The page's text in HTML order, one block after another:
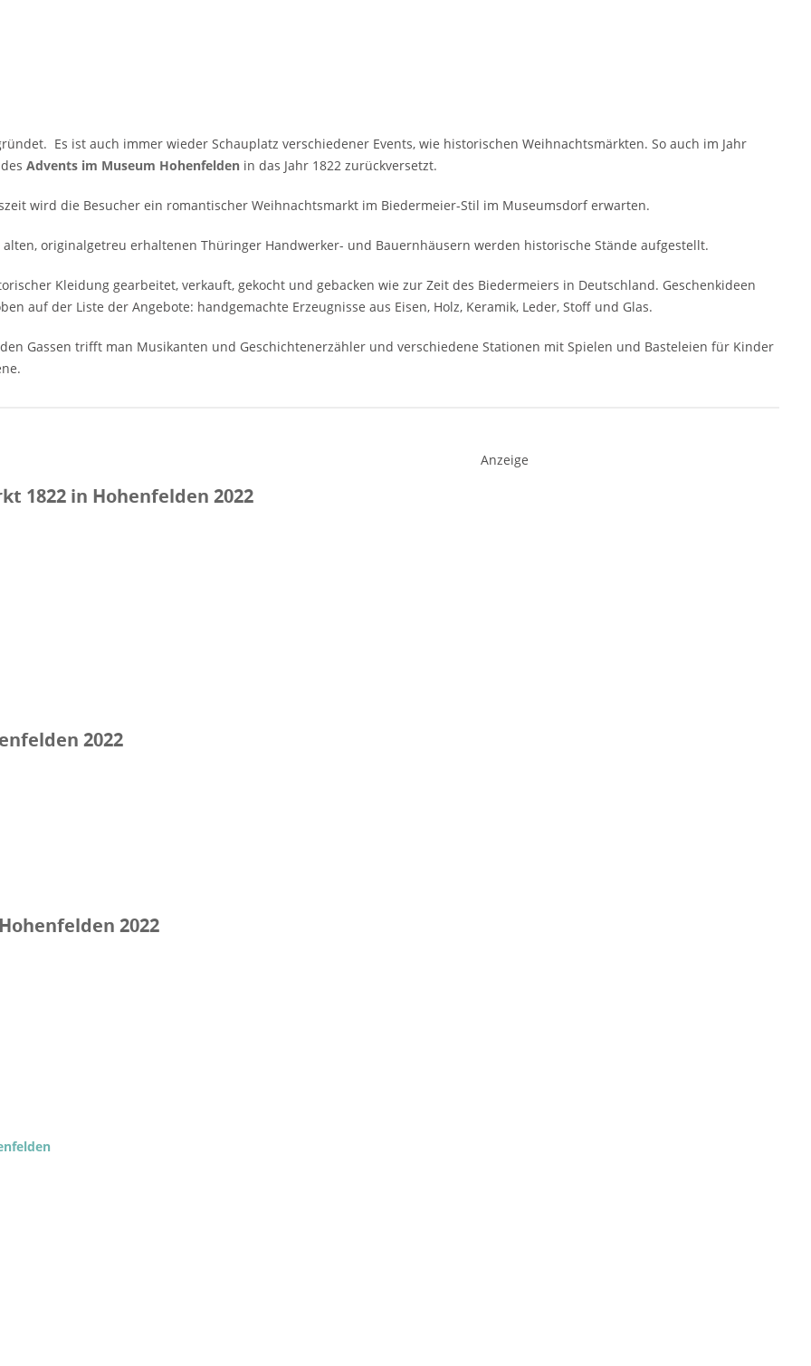
Es ist auch immer wieder Schauplatz verschiedener Events, wie historischen Weihnachtsmärkten. So auch im Jahr
Advents im Museum Hohenfelden in das Jahr 1822 zurückversetzt.
wird die Besucher ein romantischer Weihnachtsmarkt im Biedermeier-Stil im Museumsdorf erwarten.
alten, originalgetreu erhaltenen Thüringer Handwerker- und Bauernhäusern werden historische Stände aufgestellt.
Kleidung gearbeitet, verkauft, gekocht und gebacken wie zur Zeit des Biedermeiers in Deutschland. Geschenkideen
auf der Liste der Angebote: handgemachte Erzeugnisse aus Eisen, Holz, Keramik, Leder, Stoff und Glas.
Gassen trifft man Musikanten und Geschichtenerzähler und verschiedene Stationen mit Spielen und Basteleien für Kinder
Anzeige
1822 in Hohenfelden 2022
2022
2022